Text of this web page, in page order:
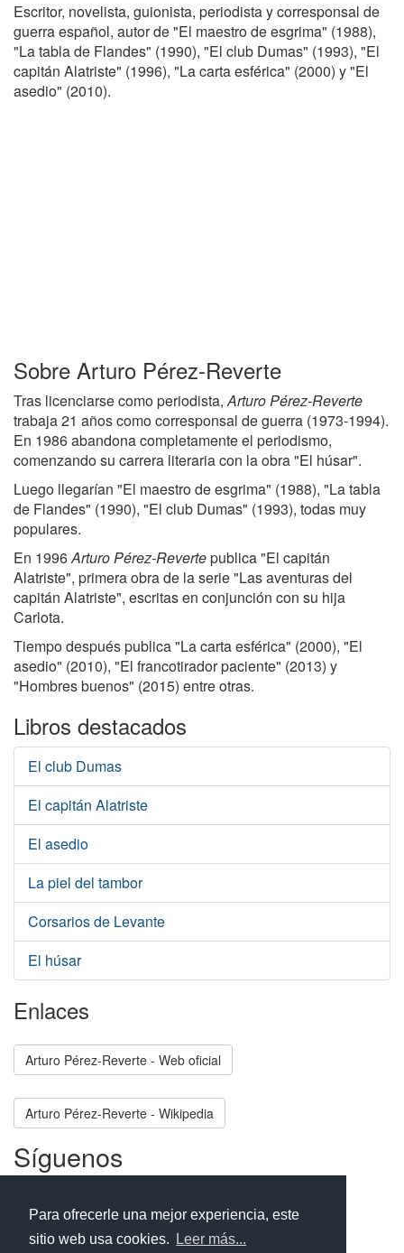
Para ofrecerle una mejor experiencia, este
sitio web usa cookies.
Leer más...
Escritor, novelista, guionista, periodista y corresponsal de
guerra español, autor de "El maestro de esgrima" (1988),
"La tabla de Flandes" (1990), "El club Dumas" (1993), "El
capitán Alatriste" (1996), "La carta esférica" (2000) y "El
asedio" (2010).
Sobre Arturo Pérez-Reverte
Tras licenciarse como periodista,Arturo Pérez-Reverte
trabaja 21 años como corresponsal de guerra (1973-1994).
En 1986 abandona completamente el periodismo,
comenzando su carrera literaria con la obra "El húsar".
Luego llegarían "El maestro de esgrima" (1988), "La tabla
de Flandes" (1990), "El club Dumas" (1993), todas muy
populares.
En 1996Arturo Pérez-Revertepublica "El capitán
Alatriste", primera obra de la serie "Las aventuras del
capitán Alatriste", escritas en conjunción con su hija
Carlota.
Tiempo después publica "La carta esférica" (2000), "El
asedio" (2010), "El francotirador paciente" (2013) y
"Hombres buenos" (2015) entre otras.
Libros destacados
El club Dumas
El capitán Alatriste
El asedio
La piel del tambor
Corsarios de Levante
El húsar
Enlaces
Arturo Pérez-Reverte - Web oficial
Arturo Pérez-Reverte - Wikipedia
Síguenos